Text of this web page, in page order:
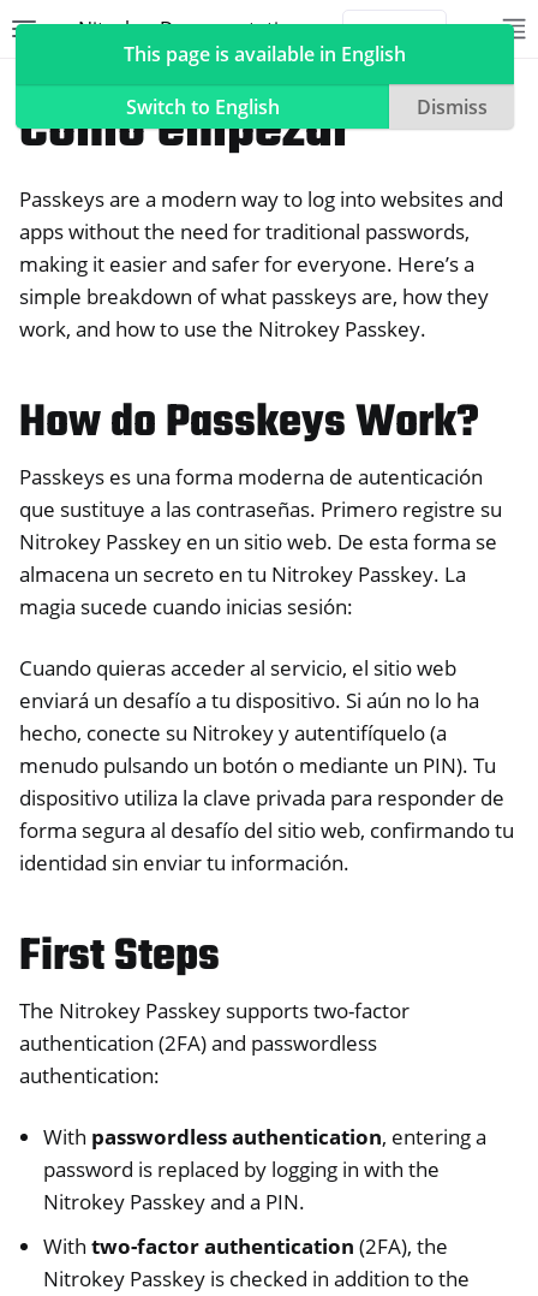
Nitrokey Documentation
navigation of Nitrokeys
navigation of Features
navigation of Nitrokey 3
navigation of Nitrokey Passkey
navigation of Nitrokey FIDO2
navigation of Nitrokey Pro 2
navigation of Nitrokey Start
navigation of Nitrokey Storage 2
navigation of NitroPad, NitroPC
navigation of NitroPhone, NitroTablet
navigation of NitroWall
navigation of Software
Cómo empezar
Passkeys are a modern way to log into websites and
apps without the need for traditional passwords,
making it easier and safer for everyone. Here’s a
simple breakdown of what passkeys are, how they
work, and how to use the Nitrokey Passkey.
How do Passkeys Work?
Passkeys es una forma moderna de autenticación
que sustituye a las contraseñas. Primero registre su
Nitrokey Passkey en un sitio web. De esta forma se
almacena un secreto en tu Nitrokey Passkey. La
magia sucede cuando inicias sesión:
Cuando quieras acceder al servicio, el sitio web
enviará un desafío a tu dispositivo. Si aún no lo ha
hecho, conecte su Nitrokey y autentifíquelo (a
menudo pulsando un botón o mediante un PIN). Tu
dispositivo utiliza la clave privada para responder de
forma segura al desafío del sitio web, confirmando tu
identidad sin enviar tu información.
First Steps
The Nitrokey Passkey supports two-factor
authentication (2FA) and passwordless
authentication:
With passwordless authentication, entering a
password is replaced by logging in with the
Nitrokey Passkey and a PIN.
Withtwo-factor authentication (2FA), the
Nitrokey Passkey is checked in addition to the
This page is available in English
Switch to English
Dismiss